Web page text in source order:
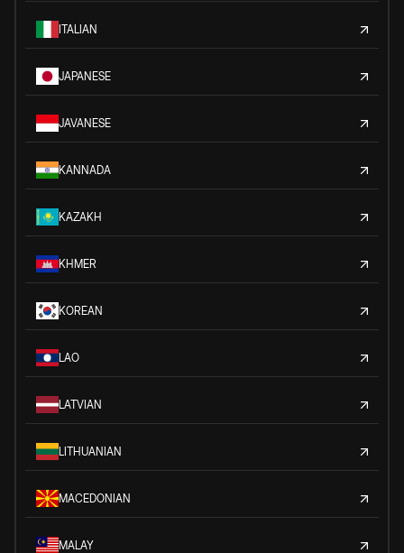
ITALIAN
JAPANESE
JAVANESE
KANNADA
KAZAKH
KHMER
KOREAN
LAO
LATVIAN
LITHUANIAN
MACEDONIAN
MALAY